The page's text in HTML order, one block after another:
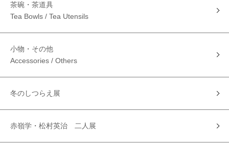
茶碗・茶道具
Tea Bowls / Tea Utensils
小物・その他
Accessories / Others
冬のしつらえ展
赤嶺学・松村英治 二人展